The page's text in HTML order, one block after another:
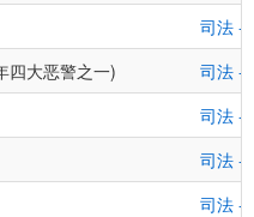
司法 -
四大恶警之一)
司法 -
司法 -
司法 -
司法 -